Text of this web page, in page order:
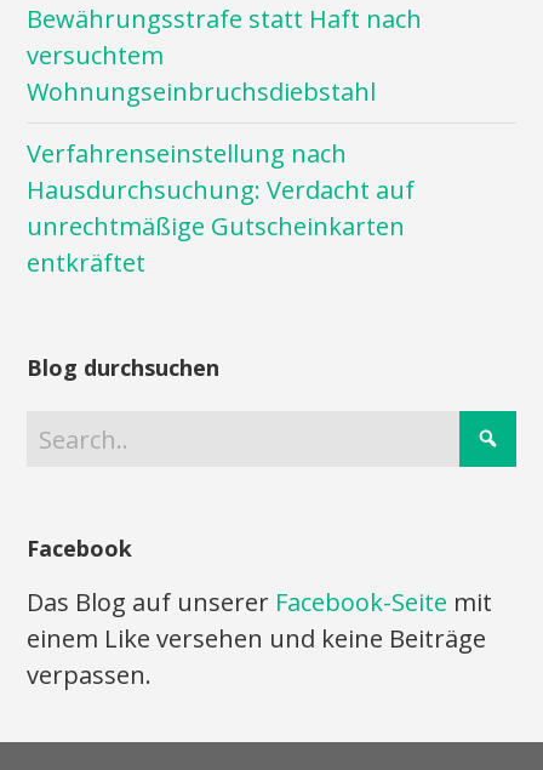
Bewährungsstrafe statt Haft nach
versuchtem
Wohnungseinbruchsdiebstahl
Verfahrenseinstellung nach
Hausdurchsuchung: Verdacht auf
unrechtmäßige Gutscheinkarten
entkräftet
Blog durchsuchen
Facebook
Das Blog auf unserer Facebook-Seite mit
einem Like versehen und keine Beiträge
verpassen.